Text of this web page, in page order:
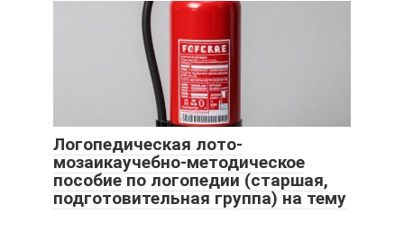
Логопедическая лото-
мозаикаучебно-методическое
пособие по логопедии (старшая,
подготовительная группа) на тему